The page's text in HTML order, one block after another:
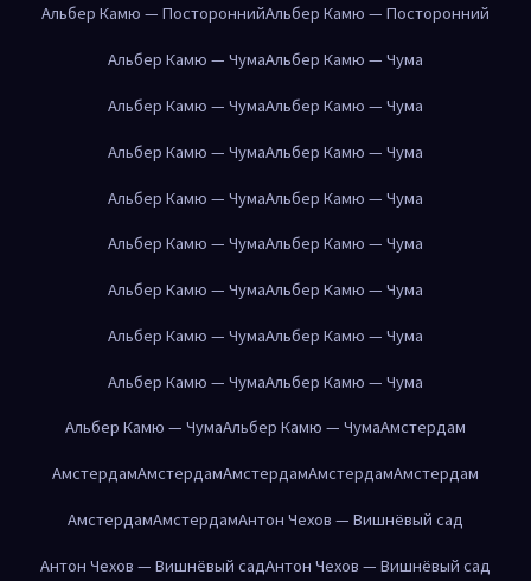
Альбер Камю — ПостороннийАльбер Камю — Посторонний
Альбер Камю — ЧумаАльбер Камю — Чума
Альбер Камю — ЧумаАльбер Камю — Чума
Альбер Камю — ЧумаАльбер Камю — Чума
Альбер Камю — ЧумаАльбер Камю — Чума
Альбер Камю — ЧумаАльбер Камю — Чума
Альбер Камю — ЧумаАльбер Камю — Чума
Альбер Камю — ЧумаАльбер Камю — Чума
Альбер Камю — ЧумаАльбер Камю — Чума
Альбер Камю — ЧумаАльбер Камю — ЧумаАмстердам
АмстердамАмстердамАмстердамАмстердамАмстердам
АмстердамАмстердамАнтон Чехов — Вишнёвый сад
Антон Чехов — Вишнёвый садАнтон Чехов — Вишнёвый сад